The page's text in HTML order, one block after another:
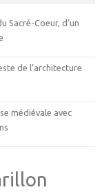
Sacré-Coeur, d’un
de l’architecture
médiévale avec